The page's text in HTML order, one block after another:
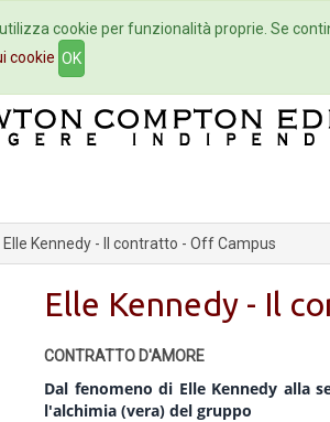
Autori Eventi
Elle Kennedy - Il contratto - Off Campus
Elle Kennedy - Il
CONTRATTO D'AMORE
Dal fenomeno di Elle Kennedy alla
l'alchimia (vera) del gruppo
cookie per funzionalità proprie. Se
cookie OK